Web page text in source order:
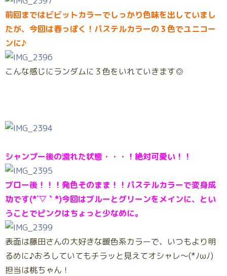
前回まではビビットカラーでしっかり色味を出していまし
たが、今回は春っぽく！パステルカラーの３色でユニコー
ンに♪
こんな感じにランダムに３色をいれていきます◎
シャンプー後の濡れた状態・・・！絶対可愛い！！
ブロー後！！！発色そのまま！！パステルカラーで変身成
功です(*´▽｀*)今回はブルーとグリーンをメインに、とい
うことでピンクはちょっと少なめに。
表面は藤田さんの大好きな暖色系カラーで、いつもより明
るめに♪おろしていてもチラッと見えてオシャレ～(*ﾉωﾉ)
担当は桃ちゃん！